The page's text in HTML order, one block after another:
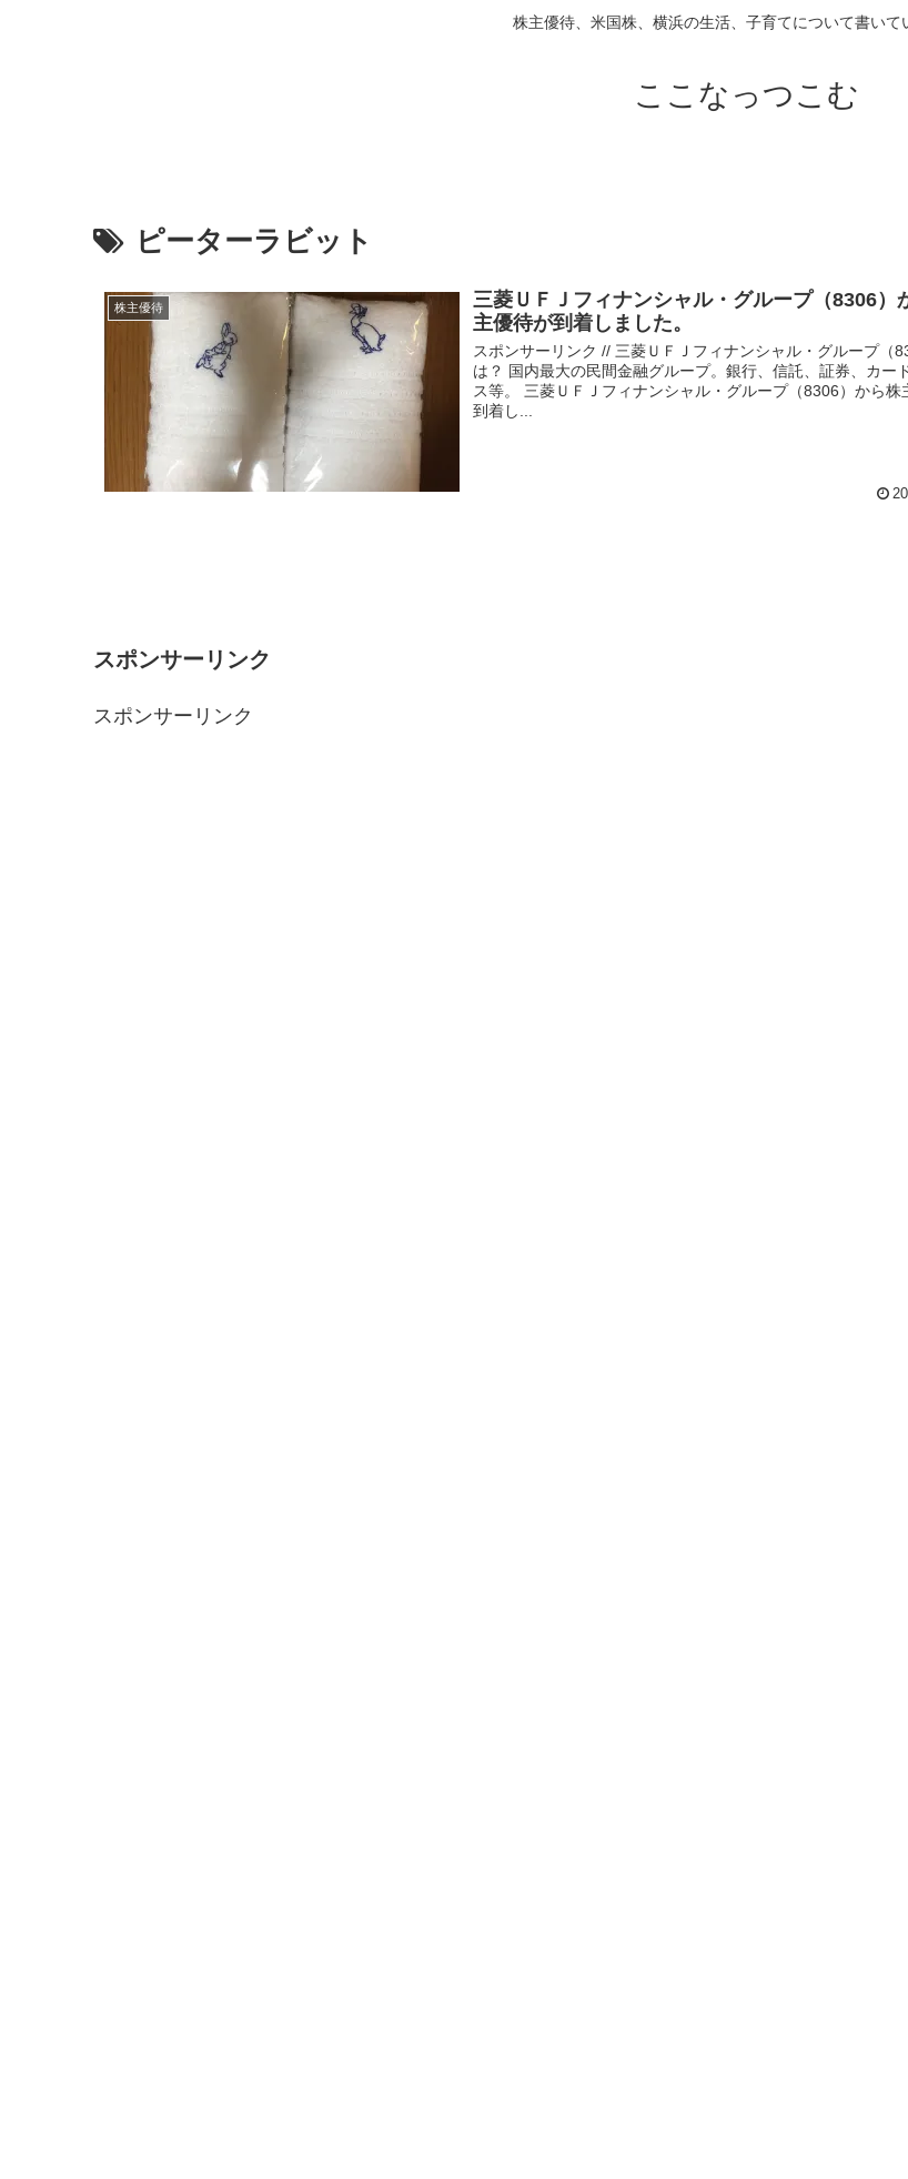
株主優待、米国株、横浜の生活、子育てについて書いて
ここなっつこむ
ピーターラビット
株主優待
三菱ＵＦＪフィナンシャル・グループ（8306）
主優待が到着しました。
スポンサーリンク // 三菱ＵＦＪフィナンシャル・グループ（
は？ 国内最大の民間金融グループ。銀行、信託、証券、カー
ス等。 三菱ＵＦＪフィナンシャル・グループ（8306）から株
到着し...
スポンサーリンク
スポンサーリンク